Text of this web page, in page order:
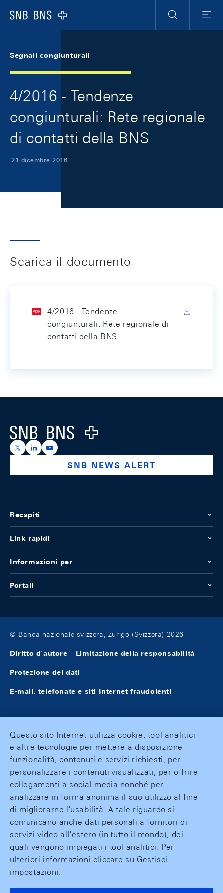
Logo
Ricerca
Menu
Segnali congiunturali
4/2016 - Tendenze
congiunturali: Rete regionale
di contatti della BNS
21 dicembre 2016
Scarica il documento
4/2016 - Tendenze
congiunturali: Rete regionale di
contatti della BNS
Logo
https://x.com/snb_bns
https://ch.linkedin.com/company/swiss-national-
https://www.youtube.com/@swissnationalbank
SNB NEWS ALERT
Recapiti
Link rapidi
Informazioni per
Portali
© Banca nazionale svizzera, Zurigo (Svizzera) 2026
Diritto d'autore Limitazione della responsabilità
Protezione dei dati
E-mail, telefonate e siti Internet fraudolenti
Questo sito Internet utilizza cookie, tool analitici
e altre tecnologie per mettere a disposizione
funzionalità, contenuti e servizi richiesti, per
personalizzare i contenuti visualizzati, per offrire
collegamenti a social media nonché per
analizzare in forma anonima il suo utilizzo al fine
di migliorarne l'usabilità. A tale riguardo si
comunicano anche dati personali a fornitori di
servizi video all'estero (in tutto il mondo), dei
quali vengono impiegati i tool analitici. Per
ulteriori informazioni cliccare su Gestisci
impostazioni.